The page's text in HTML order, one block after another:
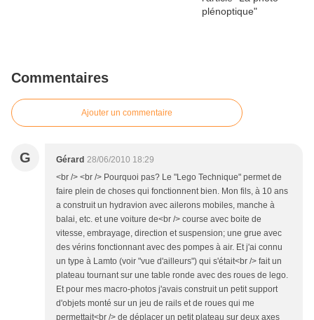
Commentaires
Ajouter un commentaire
G Gérard 28/06/2010 18:29
<br /> <br /> Pourquoi pas? Le "Lego Technique" permet de
faire plein de choses qui fonctionnent bien. Mon fils, à 10 ans
a construit un hydravion avec ailerons mobiles, manche à
balai, etc. et une voiture de<br /> course avec boite de
vitesse, embrayage, direction et suspension; une grue avec
des vérins fonctionnant avec des pompes à air. Et j'ai connu
un type à Lamto (voir "vue d'ailleurs") qui s'était<br /> fait un
plateau tournant sur une table ronde avec des roues de lego.
Et pour mes macro-photos j'avais construit un petit support
d'objets monté sur un jeu de rails et de roues qui me
permettait<br /> de déplacer un petit plateau sur deux axes